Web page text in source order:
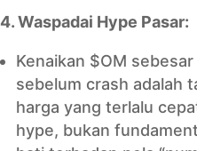
4. Waspadai Hype Pasar:
Kenaikan $OM
sebelum crash adalah
harga yang terlalu
hype, bukan